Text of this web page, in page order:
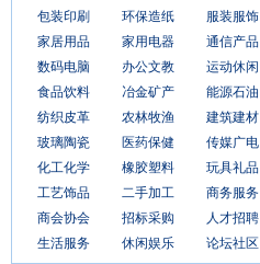
包装印刷
环保造纸
服装服饰
家居用品
家用电器
通信产品
数码电脑
办公文教
运动休闲
食品饮料
冶金矿产
能源石油
纺织皮革
农林牧渔
建筑建材
玻璃陶瓷
医药保健
传媒广电
化工化学
橡胶塑料
玩具礼品
工艺饰品
二手加工
商务服务
商会协会
招标采购
人才招聘
生活服务
休闲娱乐 论坛社区